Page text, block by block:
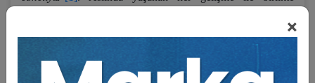
×
olmaktadır. Bu nedenle gelecekte insanı nasıl
tanımlayacağımız da önem taşıyan ve merak uyandıran bir
soru olarak karşımıza çıkmaktadır.